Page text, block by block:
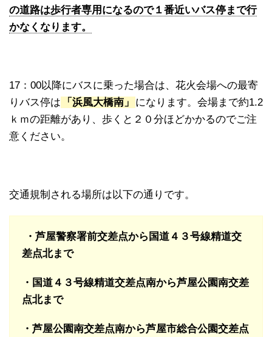
の道路は歩行者専用になるので１番近いバス停まで行
かなくなります。
17：00以降にバスに乗った場合は、花火会場への最寄
りバス停は
「浜風大橋南」
になります。会場まで約1.2
ｋｍの距離があり、歩くと２０分ほどかかるのでご注
意ください。
交通規制される場所は以下の通りです。
・芦屋警察署前交差点から国道４３号線精道交
差点北まで
・国道４３号線精道交差点南から芦屋公園南交差
点北まで
・芦屋公園南交差点南から芦屋市総合公園交差点